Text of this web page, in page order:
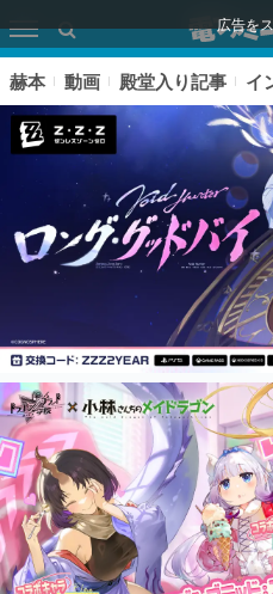
広告を
ピックアップ
電ファミのいま読まれている記
アプリセール情報
インタビュー
赫本 動画 殿堂入り記事 イ